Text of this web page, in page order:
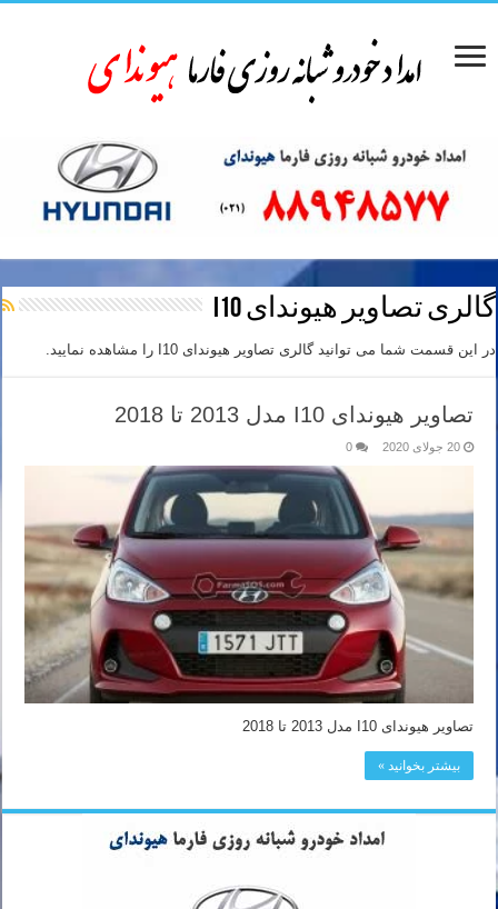
گالری تصاویر هیوندای I10
در این قسمت شما می توانید گالری تصاویر هیوندای I10 را مشاهده نمایید.
تصاویر هیوندای I10 مدل 2013 تا 2018
20 جولای 2020 0
تصاویر هیوندای I10 مدل 2013 تا 2018
بیشتر بخوانید »